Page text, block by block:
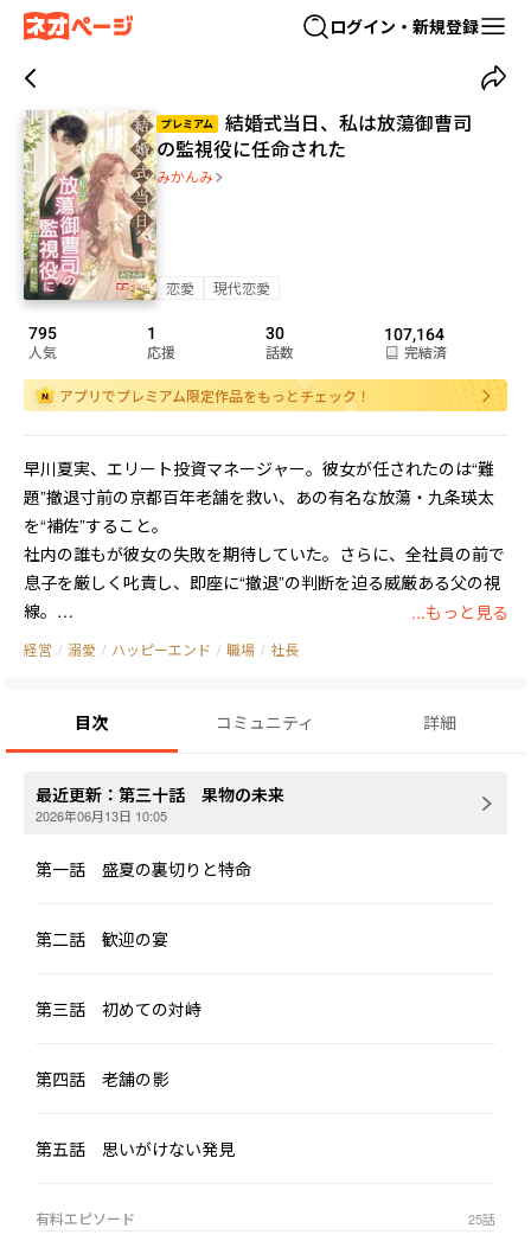
ログイン・新規登録
プレミアム
結婚式当日、私は放蕩御曹司
の監視役に任命された
みかんみ
恋愛 現代恋愛
795
人気
1
応援
30
話数
107,164
完結済
アプリでプレミアム限定作品をもっとチェック！
早川夏実、エリート投資マネージャー。彼女が任されたのは“難
題”――撤退寸前の京都百年老舗を救い、あの有名な放蕩・九条瑛太
を“補佐”すること。
社内の誰もが彼女の失敗を期待していた。さらに、全社員の前で
息子を厳しく叱責し、即座に“撤退”の判断を迫る威厳ある父の視
線。
彼女は公の場で、彼の芸術的才能こそブランドを再生させる力で
あり、革新的な理念こそ老舗の未来だと論じた。敵の中傷や原料
封鎖にも負けず、彼女は徹夜で証拠を集め、彼の無実を守り抜
く。
やがて、業界最高の舞台でスポットライトが光る。
てなかった。」
...もっと見る
経営 / 溺愛 / ハッピーエンド / 職場 / 社長
目次 コミュニティ 詳細
最近更新： 第三十話 果物の未来
2026年06月13日 10:05
第一話 盛夏の裏切りと特命
第二話 歓迎の宴
第三話 初めての対峙
第四話 老舗の影
第五話 思いがけない発見
有料エピソード 25話